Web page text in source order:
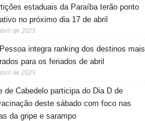
estaduais da Paraíba terão ponto
no próximo dia 17 de abril
de 2025
integra ranking dos destinos mais
para os feriados de abril
de 2025
de Cabedelo participa do Dia D de
deste sábado com foco nas
da gripe e sarampo